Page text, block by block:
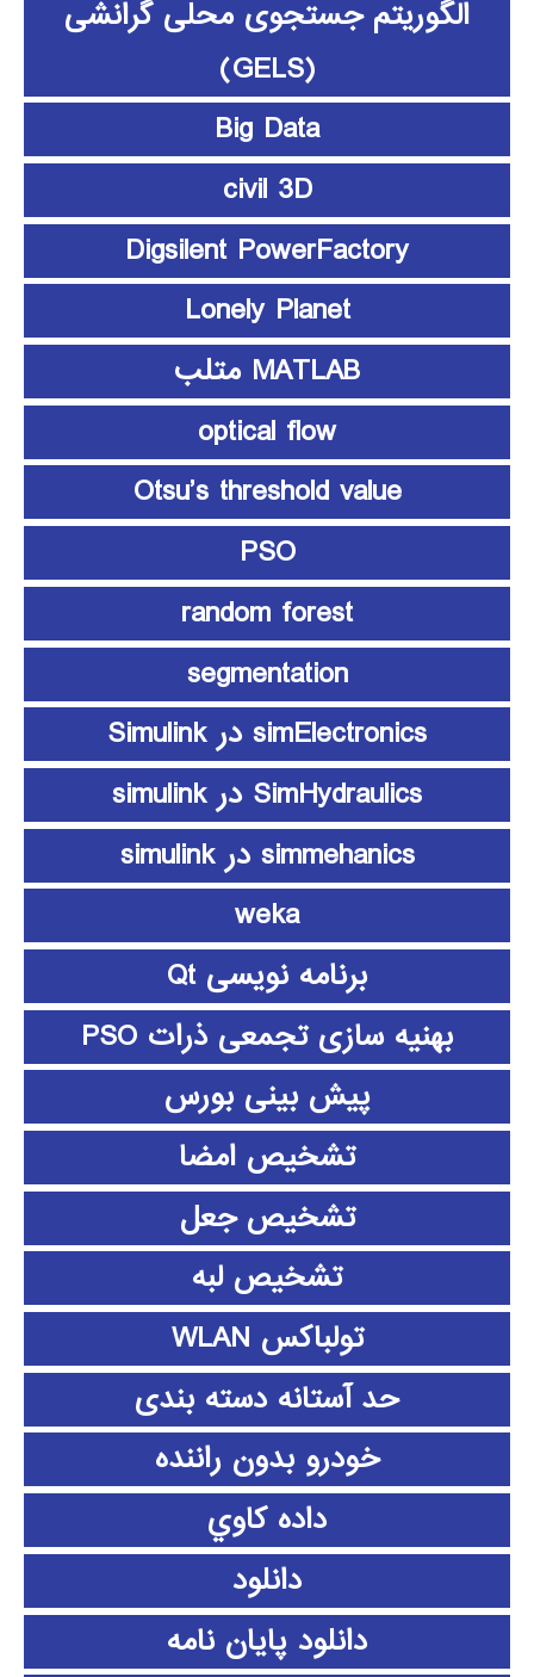
الگوریتم جستجوی محلی گرانشی
(GELS)
Big Data
civil 3D
Digsilent PowerFactory
Lonely Planet
MATLAB متلب
optical flow
Otsu’s threshold value
PSO
random forest
segmentation
simElectronics در Simulink
SimHydraulics در simulink
simmehanics در simulink
weka
برنامه نویسی Qt
بهنیه سازی تجمعی ذرات PSO
پیش بینی بورس
تشخیص امضا
تشخیص جعل
تشخیص لبه
تولباکس WLAN
حد آستانه دسته بندی
خودرو بدون راننده
داده كاوي
دانلود
دانلود پايان نامه